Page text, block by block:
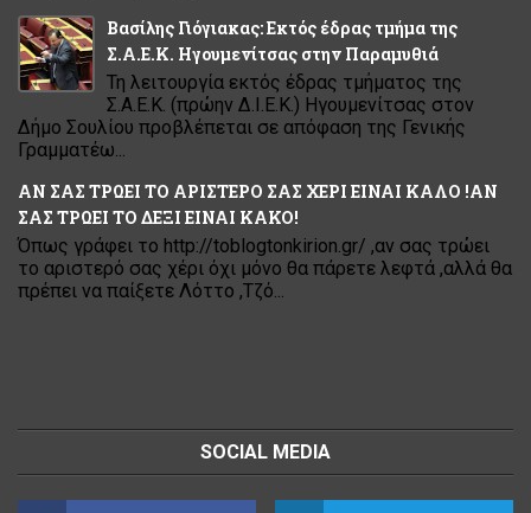
Βασίλης Γιόγιακας: Εκτός έδρας τμήμα της
Σ.Α.Ε.Κ. Ηγουμενίτσας στην Παραμυθιά
Τη λειτουργία εκτός έδρας τμήματος της
Σ.Α.Ε.Κ. (πρώην Δ.Ι.Ε.Κ.) Ηγουμενίτσας στον
Δήμο Σουλίου προβλέπεται σε απόφαση της Γενικής
Γραμματέω...
ΑΝ ΣΑΣ ΤΡΩΕΙ ΤΟ ΑΡΙΣΤΕΡΟ ΣΑΣ ΧΕΡΙ ΕΙΝΑΙ ΚΑΛΟ !ΑΝ
ΣΑΣ ΤΡΩΕΙ ΤΟ ΔΕΞΙ ΕΙΝΑΙ ΚΑΚΟ!
Όπως γράφει το http://toblogtonkirion.gr/ ,αν σας τρώει
το αριστερό σας χέρι όχι μόνο θα πάρετε λεφτά ,αλλά θα
πρέπει να παίξετε Λόττο ,Τζό...
SOCIAL MEDIA